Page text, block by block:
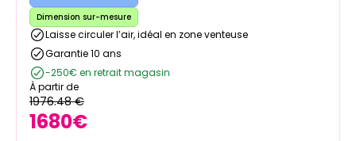
Dimension sur-mesure
Laisse circuler l’air, idéal en zone venteuse
Garantie 10 ans
-250€ en retrait magasin
À partir de
1976.48€
1680€